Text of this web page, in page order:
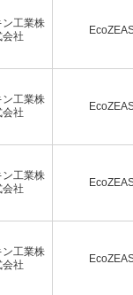
ン工業株
会社
ン工業株
会社
ン工業株
会社
ン工業株
会社